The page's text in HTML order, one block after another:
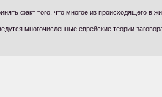
факт того, что многое из происходящего в
многочисленные еврейские теории